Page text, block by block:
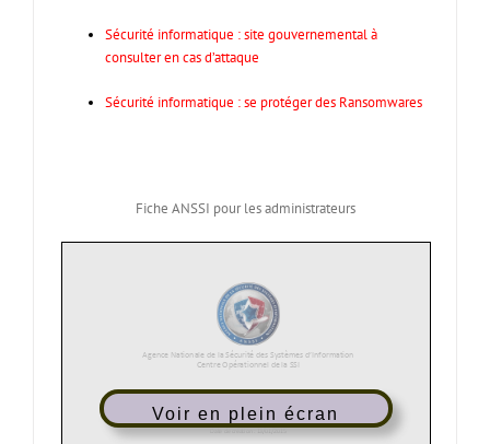
Sécurité informatique : site gouvernemental à
consulter en cas d’attaque
Sécurité informatique : se protéger des Ransomwares
Fiche ANSSI pour les administrateurs
Voir en plein écran